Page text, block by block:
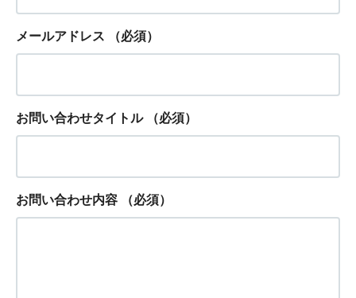
メールアドレス （必須）
お問い合わせタイトル （必須）
お問い合わせ内容 （必須）